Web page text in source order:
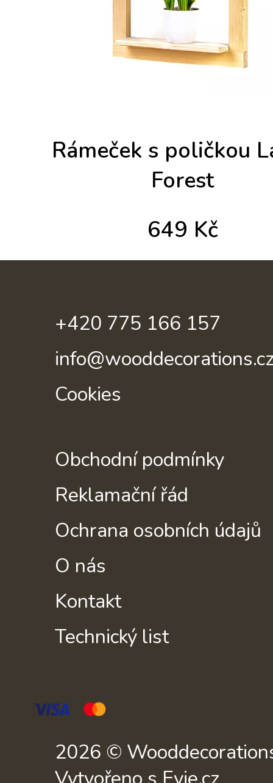
Rámeček s poličkou
Forest
649 Kč
+420 775 166 157
Cookies
Obchodní podmínky
Reklamační řád
Ochrana osobních údajů
O nás
Kontakt
Technický list
2026 ©